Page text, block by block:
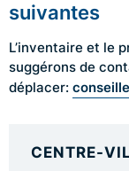
suivantes
L’inventaire et le
suggérons de
déplacer:
CENTRE-